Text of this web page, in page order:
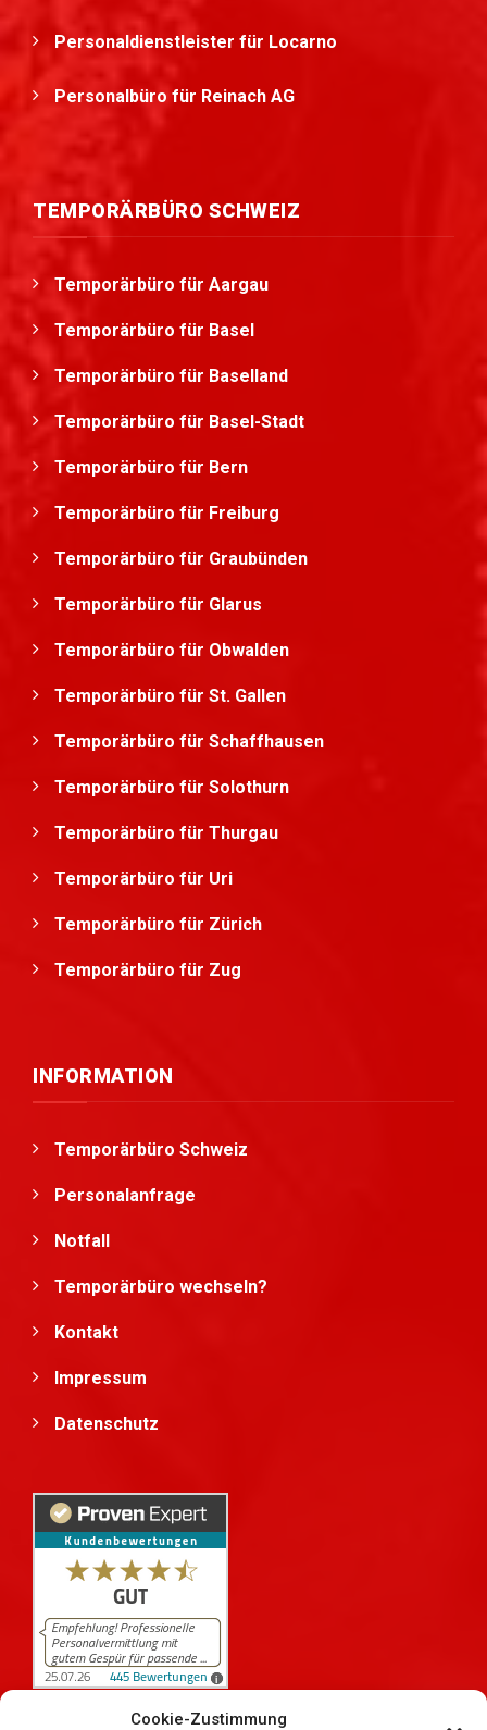
Cookie-Zustimmung
Personaldienstleister für Locarno
Personalbüro für Reinach AG
TEMPORÄRBÜRO SCHWEIZ
Temporärbüro für Aargau
Temporärbüro für Basel
Temporärbüro für Baselland
Temporärbüro für Basel-Stadt
Temporärbüro für Bern
Temporärbüro für Freiburg
Temporärbüro für Graubünden
Temporärbüro für Glarus
Temporärbüro für Obwalden
Temporärbüro für St. Gallen
Temporärbüro für Schaffhausen
Temporärbüro für Solothurn
Temporärbüro für Thurgau
Temporärbüro für Uri
Temporärbüro für Zürich
Temporärbüro für Zug
INFORMATION
Temporärbüro Schweiz
Personalanfrage
Notfall
Temporärbüro wechseln?
Kontakt
Impressum
Datenschutz